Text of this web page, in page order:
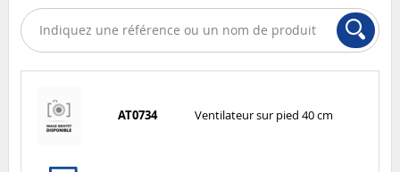
AT0734 Ventilateur sur pied 40 cm